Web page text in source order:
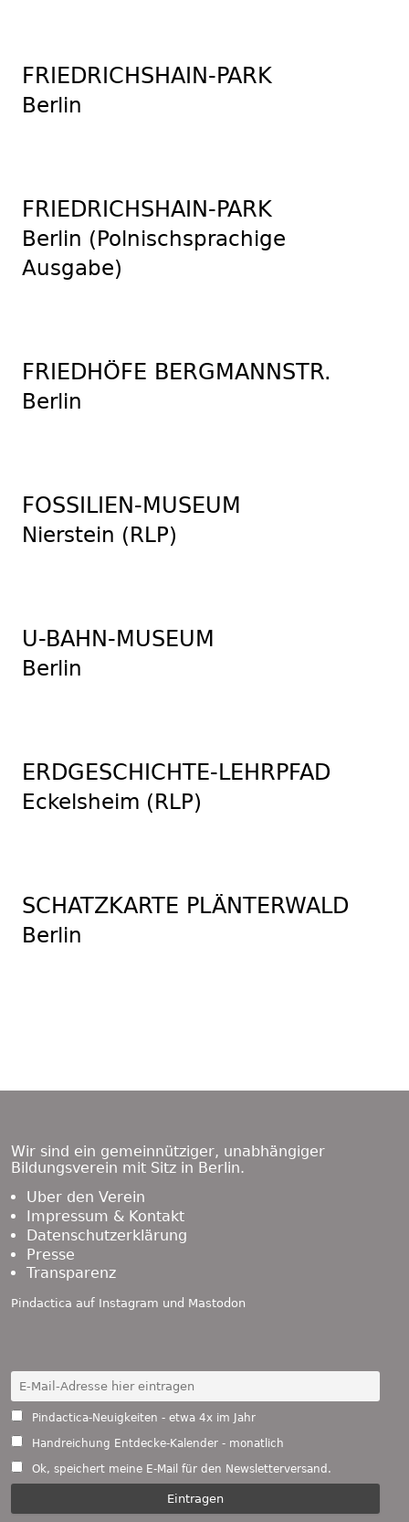
FRIEDRICHSHAIN-PARK
Berlin
FRIEDRICHSHAIN-PARK
Berlin (Polnischsprachige
Ausgabe)
FRIEDHÖFE BERGMANNSTR.
Berlin
FOSSILIEN-MUSEUM
Nierstein (RLP)
U-BAHN-MUSEUM
Berlin
ERDGESCHICHTE-LEHRPFAD
Eckelsheim (RLP)
SCHATZKARTE PLÄNTERWALD
Berlin
Wir sind ein gemeinnütziger, unabhängiger
Bildungsverein mit Sitz in Berlin.
Über den Verein
Impressum & Kontakt
Datenschutzerklärung
Presse
Transparenz
Pindactica auf Instagram und Mastodon
Pindactica-Neuigkeiten - etwa 4x im Jahr
Handreichung Entdecke-Kalender - monatlich
Ok, speichert meine E-Mail für den Newsletterversand.